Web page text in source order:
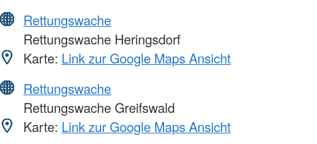
Rettungswache
Rettungswache Heringsdorf
Karte: Link zur Google Maps Ansicht
Rettungswache
Rettungswache Greifswald
Karte: Link zur Google Maps Ansicht